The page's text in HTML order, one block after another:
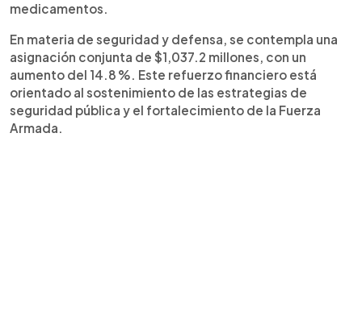
medicamentos.
En materia de seguridad y defensa, se contempla una
asignación conjunta de $1,037.2 millones, con un
aumento del 14.8 %. Este refuerzo financiero está
orientado al sostenimiento de las estrategias de
seguridad pública y el fortalecimiento de la Fuerza
Armada.